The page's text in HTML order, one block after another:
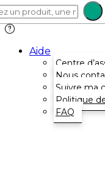
Aide
Centre
Nous
Suivre ma
Politique
FAQ